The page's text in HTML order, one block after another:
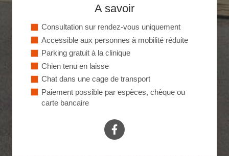
A savoir
Consultation sur rendez-vous uniquement
Accessible aux personnes à mobilité réduite
Parking gratuit à la clinique
Chien tenu en laisse
Chat dans une cage de transport
Paiement possible par espèces, chèque ou
carte bancaire